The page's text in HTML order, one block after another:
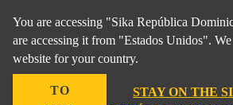
You are accessing "Sika República
are accessing it from "Estados Unidos". We
website for your country.
TO
STAY ON THE